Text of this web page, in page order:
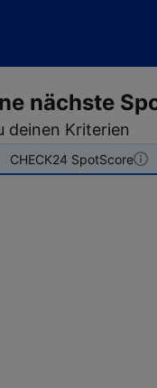
nächste
deinen Kriterien
CHECK24 SpotScore